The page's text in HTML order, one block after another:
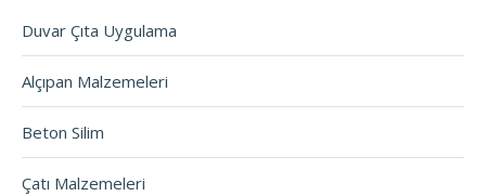
Duvar Çıta Uygulama
Alçıpan Malzemeleri
Beton Silim
Çatı Malzemeleri